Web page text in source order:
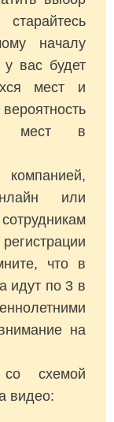
началу
у вас будет
мест и
мест в
или
что в
идут по 3 в
на
со схемой
видео: